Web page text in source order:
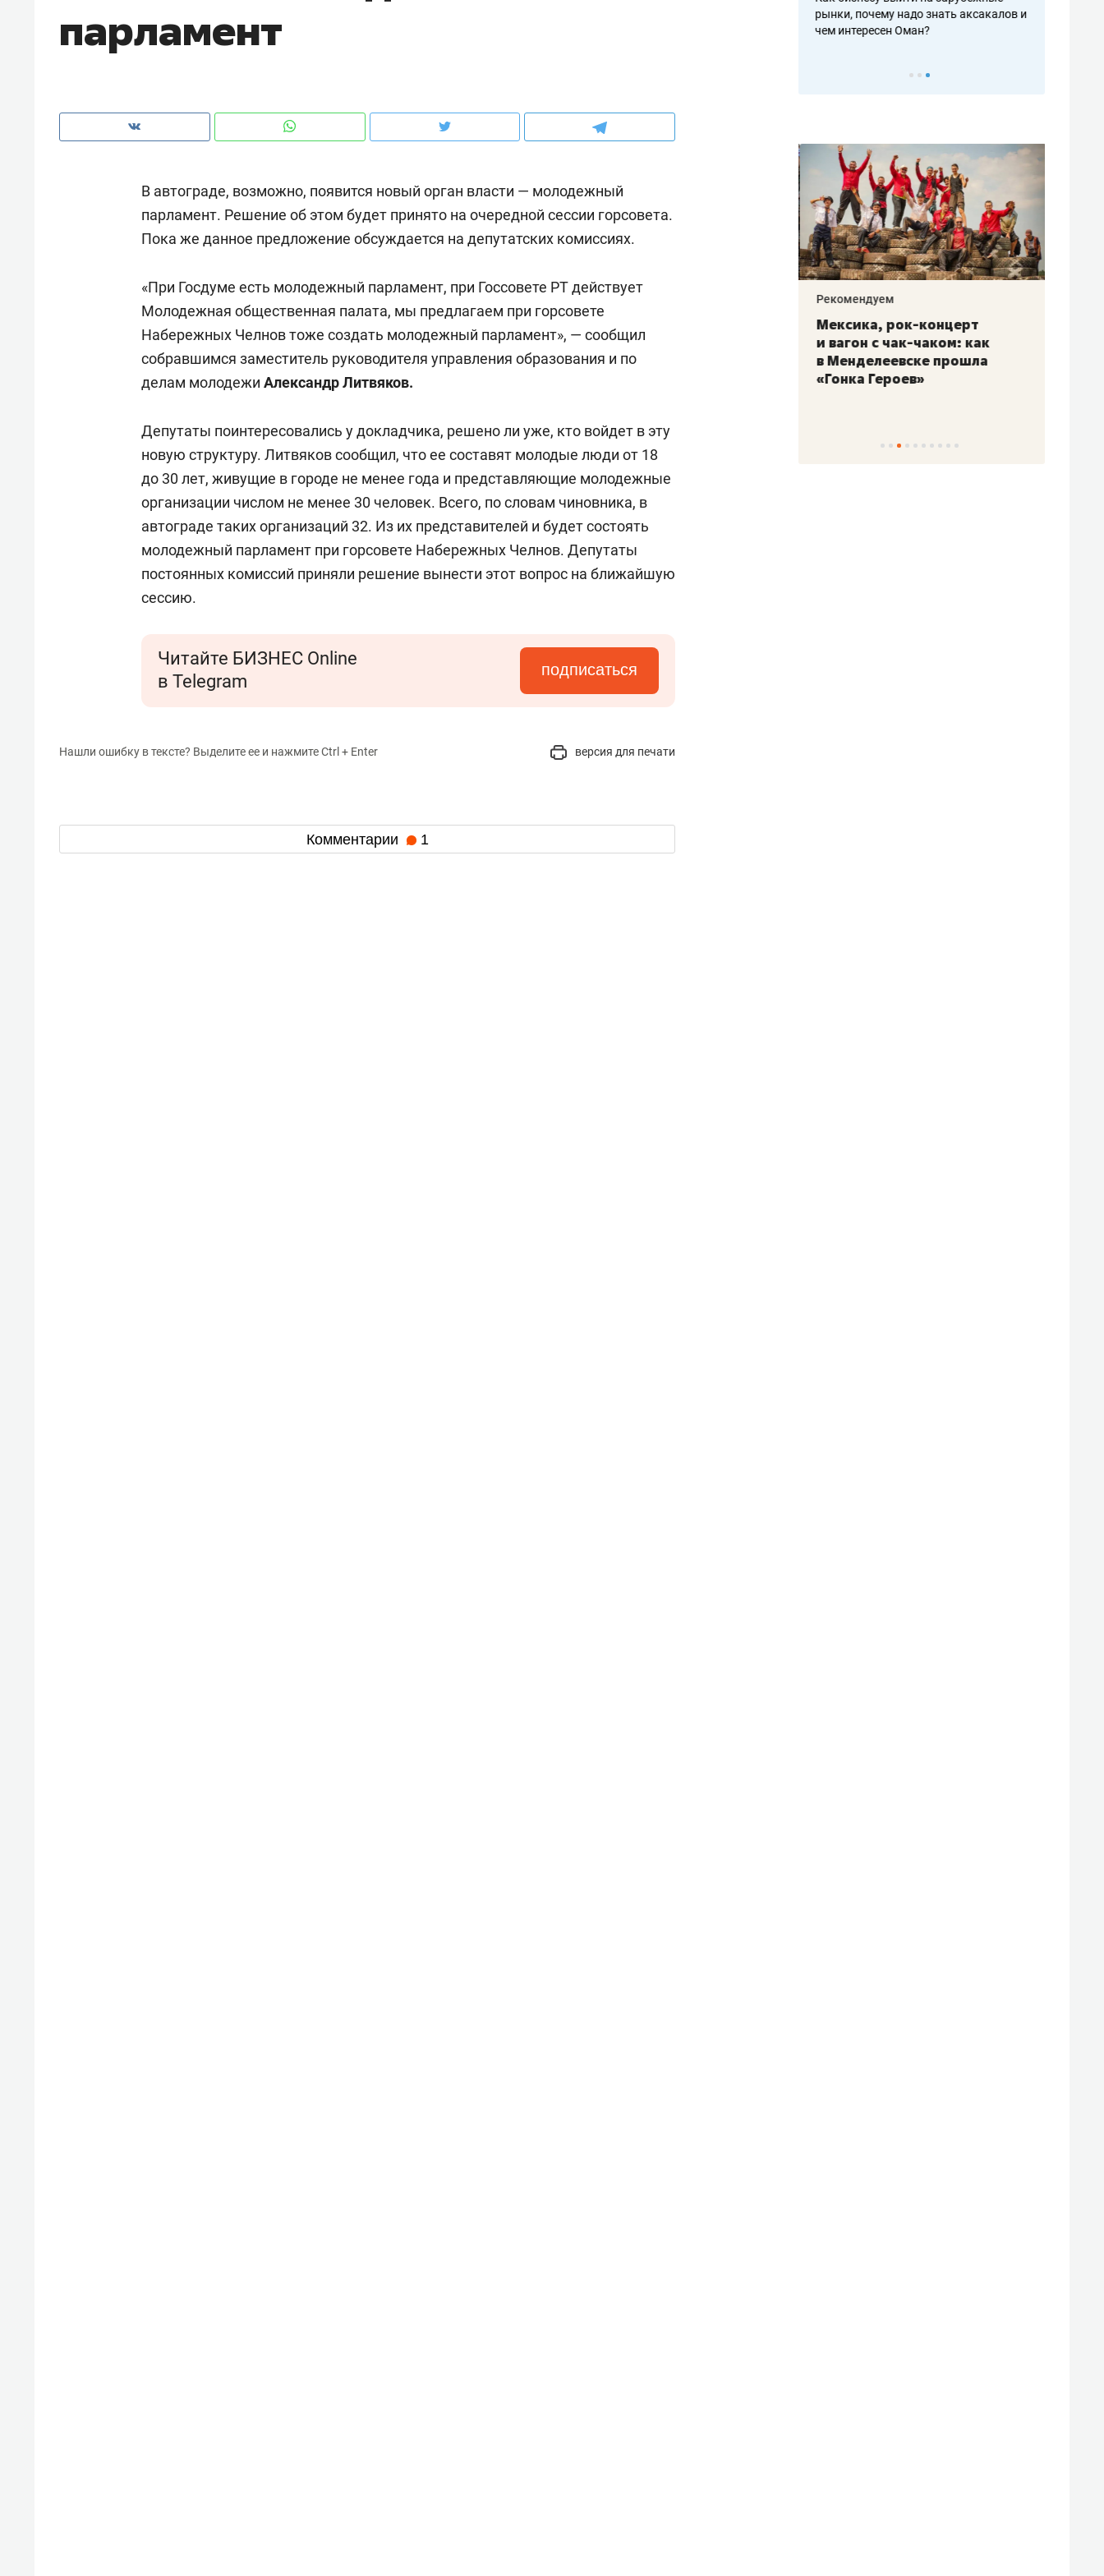
парламент
В автограде, возможно, появится новый орган власти — молодежный
парламент. Решение об этом будет принято на очередной сессии горсовета.
Пока же данное предложение обсуждается на депутатских комиссиях.
«При Госдуме есть молодежный парламент, при Госсовете РТ действует
Молодежная общественная палата, мы предлагаем при горсовете
Набережных Челнов тоже создать молодежный парламент», — сообщил
собравшимся заместитель руководителя управления образования и по
делам молодежи Александр Литвяков.
Депутаты поинтересовались у докладчика, решено ли уже, кто войдет в эту
новую структуру. Литвяков сообщил, что ее составят молодые люди от 18
до 30 лет, живущие в городе не менее года и представляющие молодежные
организации числом не менее 30 человек. Всего, по словам чиновника, в
автограде таких организаций 32. Из их представителей и будет состоять
молодежный парламент при горсовете Набережных Челнов. Депутаты
постоянных комиссий приняли решение вынести этот вопрос на ближайшую
сессию.
Читайте БИЗНЕС Online
в Telegram
подписаться
Нашли ошибку в тексте? Выделите ее и нажмите Ctrl + Enter версия для печати
Комментарии 1
чем интересен Оман?
рынки, почему надо знать аксакалов и
чем интересен Оман?
Как ГК «МИР ГРУПП» и ВТБ
создают оазис жилого
комфорта под Казанью
Рекомендуем
150 камер до квартиры и Face
ID вместо ключа: какой будет
безопасность в ЖК «Нова»
Рекомендуем
Опыт выживания в дикой
природе, работа
с ментальным и физическим
Рекомендуем
Мексика, рок-концерт
и вагон с чак-чаком: как
в Менделеевске прошла
«Гонка Героев»